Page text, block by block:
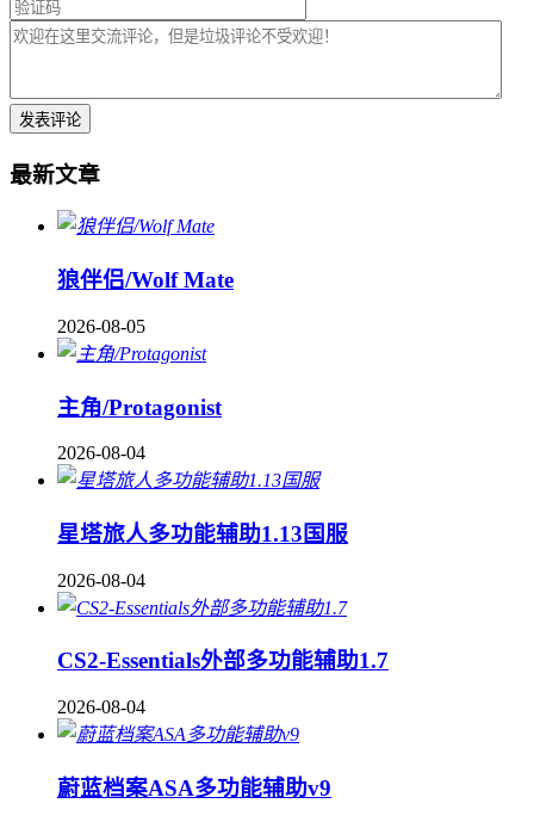
最新文章
狼伴侣/Wolf Mate
2026-08-05
主角/Protagonist
2026-08-04
星塔旅人多功能辅助1.13国服
2026-08-04
CS2-Essentials外部多功能辅助1.7
2026-08-04
蔚蓝档案ASA多功能辅助v9